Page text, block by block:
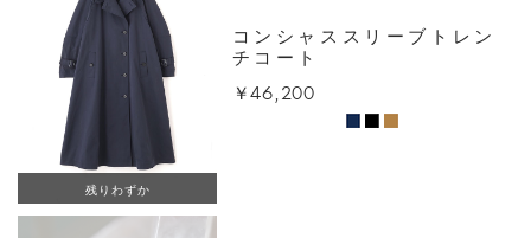
残りわずか
コンシャススリーブトレン
チコート
￥46,200